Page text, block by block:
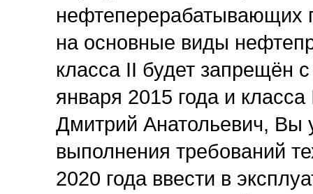
нефтеперерабатывающих
на основные виды
класса II будет запрещён
января 2015 года и
Дмитрий Анатольевич, Вы
выполнения требований
2020 года ввести в